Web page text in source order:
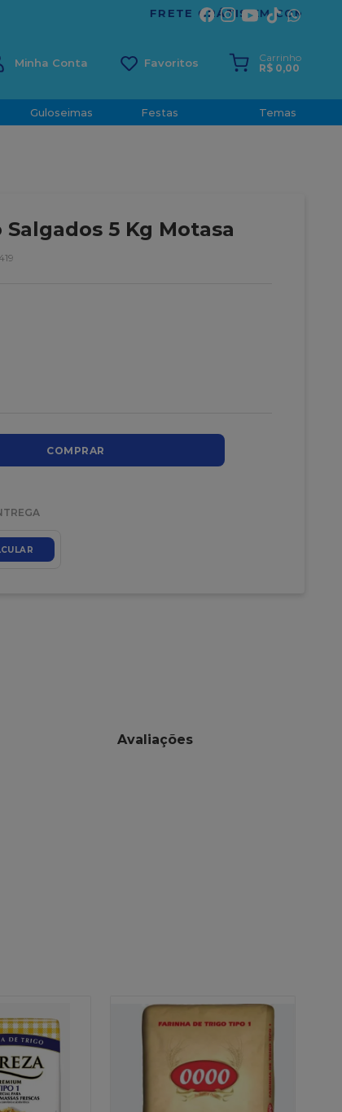
Minha Conta
Carrinho
R$ 0,00
Guloseimas Festas Temas
5 Kg Motasa
COMPRAR
Avaliações